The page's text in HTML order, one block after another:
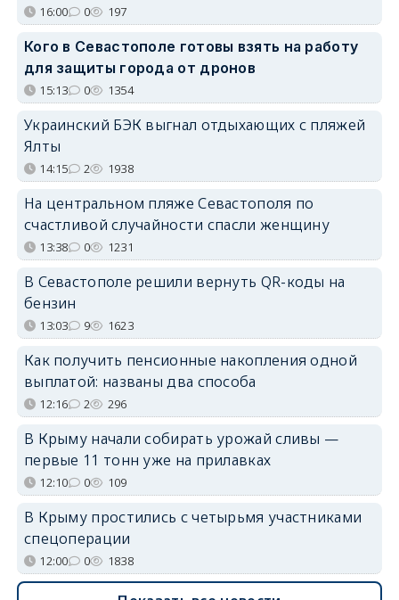
16:00 0 197
Кого в Севастополе готовы взять на работу
для защиты города от дронов
15:13 0 1354
Украинский БЭК выгнал отдыхающих с пляжей
Ялты
14:15 2 1938
На центральном пляже Севастополя по
счастливой случайности спасли женщину
13:38 0 1231
В Севастополе решили вернуть QR-коды на
бензин
13:03 9 1623
Как получить пенсионные накопления одной
выплатой: названы два способа
12:16 2 296
В Крыму начали собирать урожай сливы —
первые 11 тонн уже на прилавках
12:10 0 109
В Крыму простились с четырьмя участниками
спецоперации
12:00 0 1838